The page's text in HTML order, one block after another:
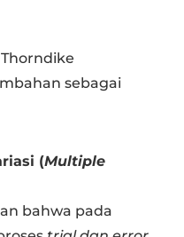
sebagai
(Multiple
bahwa pada